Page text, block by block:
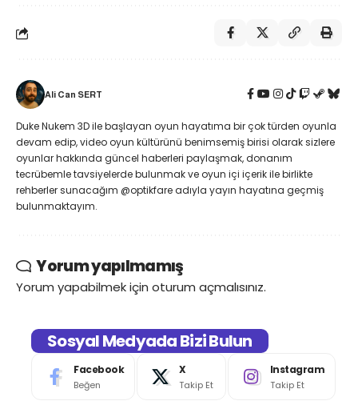
Ali Can SERT
Duke Nukem 3D ile başlayan oyun hayatıma bir çok türden oyunla
devam edip, video oyun kültürünü benimsemiş birisi olarak sizlere
oyunlar hakkında güncel haberleri paylaşmak, donanım
tecrübemle tavsiyelerde bulunmak ve oyun içi içerik ile birlikte
rehberler sunacağım @optikfare adıyla yayın hayatına geçmiş
bulunmaktayım.
Yorum yapılmamış
Yorum yapabilmek için oturum açmalısınız.
Sosyal Medyada Bizi Bulun
Facebook
Beğen
X
Takip Et
Instagram
Takip Et